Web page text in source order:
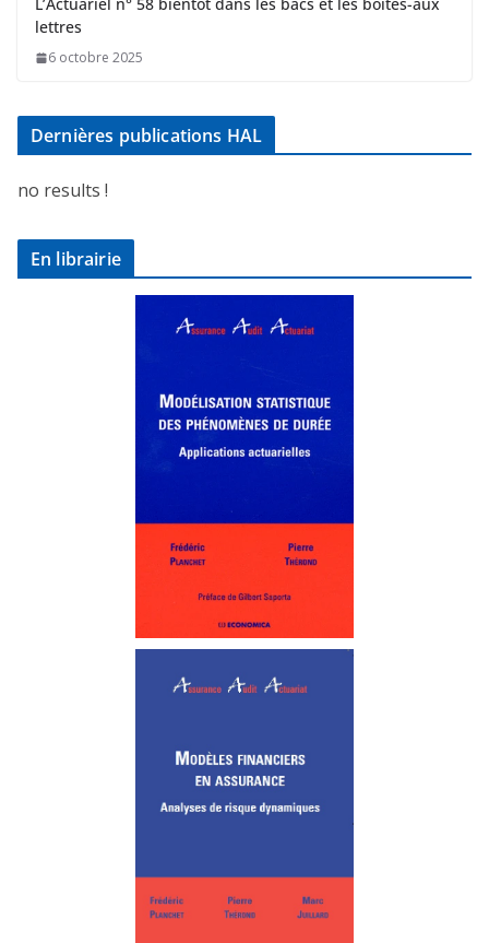
lettres
6 octobre 2025
Dernières publications HAL
no results !
En librairie